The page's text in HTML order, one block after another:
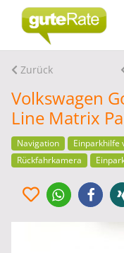
Zurück
Volkswagen
Line Matrix
Navigation Einparkhilfe
Rückfahrkamera